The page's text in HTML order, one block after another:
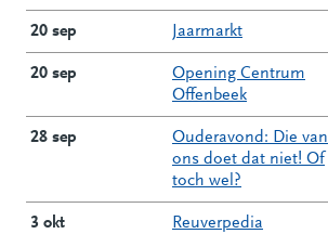
20 sep Jaarmarkt
20 sep
Opening Centrum
Offenbeek
28 sep
Ouderavond: Die van
ons doet dat niet! Of
toch wel?
3 okt Reuverpedia